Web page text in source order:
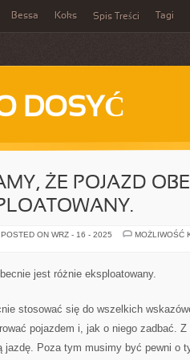
Bessa Koks Spis Treści Tagi
DOSYĆ
ŻE POJAZD
POSTED ON WRZ - 16 - 2025
MOŻLIWOŚĆ
jest różnie eksploatowany.
stosować się do wszelkich
pojazdem i, jak o niego zadbać.
jazdę. Poza tym musimy być pewni o